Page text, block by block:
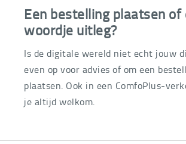
Een bestelling plaatsen of
woordje uitleg?
Is de digitale wereld niet echt jouw
even op voor advies of om een
plaatsen. Ook in een ComfoPlus-
je altijd welkom.